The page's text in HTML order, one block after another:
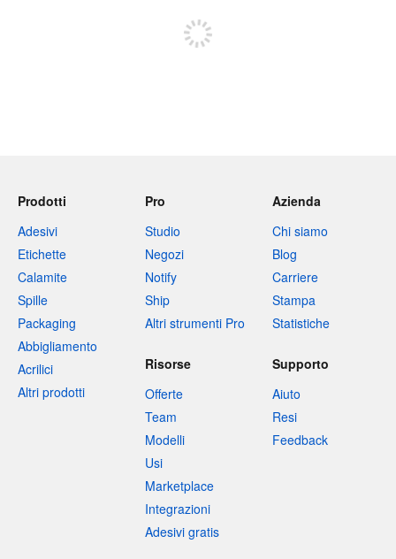
Prodotti
Adesivi
Etichette
Calamite
Spille
Packaging
Abbigliamento
Acrilici
Altri prodotti
Pro
Studio
Negozi
Notify
Ship
Altri strumenti Pro
Azienda
Chi siamo
Blog
Carriere
Stampa
Statistiche
Risorse
Offerte
Team
Modelli
Usi
Marketplace
Integrazioni
Adesivi gratis
Supporto
Aiuto
Resi
Feedback